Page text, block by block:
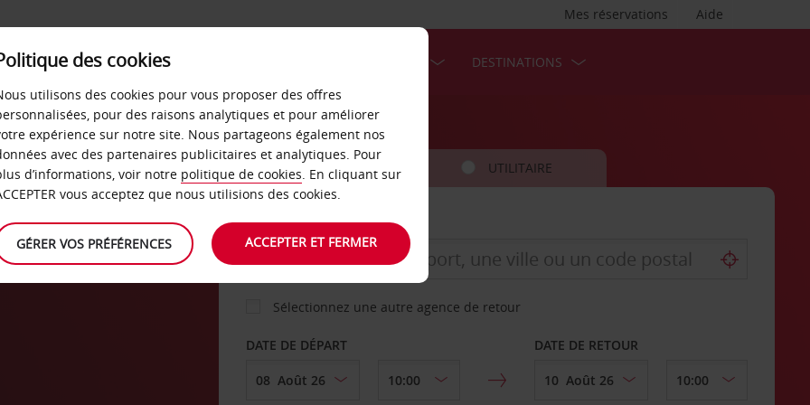
Aide
Mes réservations
LIBRE-SERVICE DESTINATIONS
VOITURE UTILITAIRE
AGENCE DE DÉPART
Sélectionnez une autre agence de retour
DATE DE DÉPART DATE DE RETOUR
des cookies
utilisons des cookies pour vous proposer des offres
pour des raisons analytiques et pour améliorer
expérience sur notre site. Nous partageons également nos
avec des partenaires publicitaires et analytiques. Pour
d’informations, voir notre politique de cookies. En cliquant sur
vous acceptez que nous utilisions des cookies.
GÉRER VOS PRÉFÉRENCES ACCEPTER ET FERMER